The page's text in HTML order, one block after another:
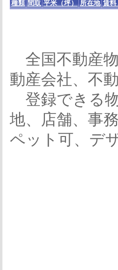
種類 間取 平米（坪） 所在地 賃料
全国不動産
動産会社、不
登録できる
地、店舗、事
ペット可、デ